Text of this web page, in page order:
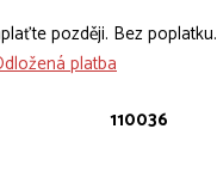
později. Bez poplatku.
platba
110036